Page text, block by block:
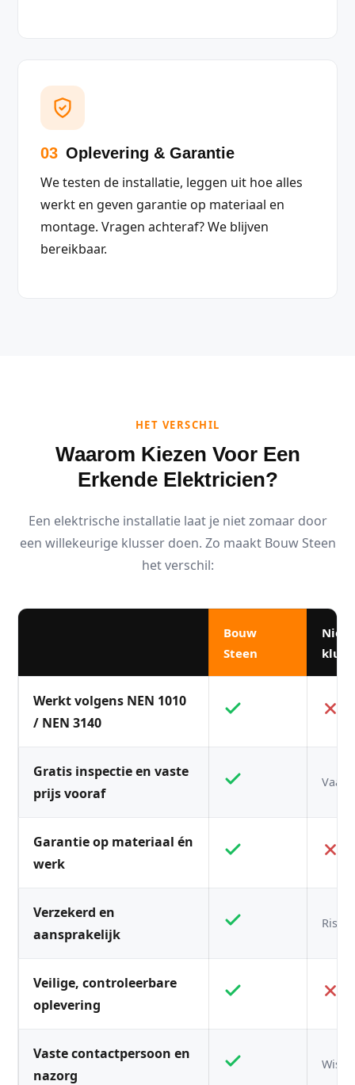
03 Oplevering & Garantie
We testen de installatie, leggen uit hoe alles
werkt en geven garantie op materiaal en
montage. Vragen achteraf? We blijven
bereikbaar.
HET VERSCHIL
Waarom Kiezen Voor Een
Erkende Elektricien?
Een elektrische installatie laat je niet zomaar door
een willekeurige klusser doen. Zo maakt Bouw Steen
het verschil:
Bouw
Steen
Niet-
Werkt volgens NEN 1010
/ NEN 3140
Gratis inspectie en vaste
prijs vooraf
Vaak
Garantie op materiaal én
werk
Verzekerd en
aansprakelijk
Veilige, controleerbare
oplevering
Vaste contactpersoon en
nazorg